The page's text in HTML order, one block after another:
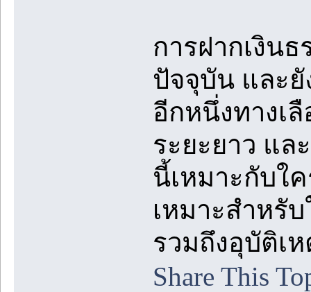
การฝากเงิน
ปัจจุบัน และยั
อีกหนึ่งทางเ
ระยะยาว แ
นี้เหมาะกับใ
เหมาะสำหรั
รวมถึงอุบัติเ
Share This